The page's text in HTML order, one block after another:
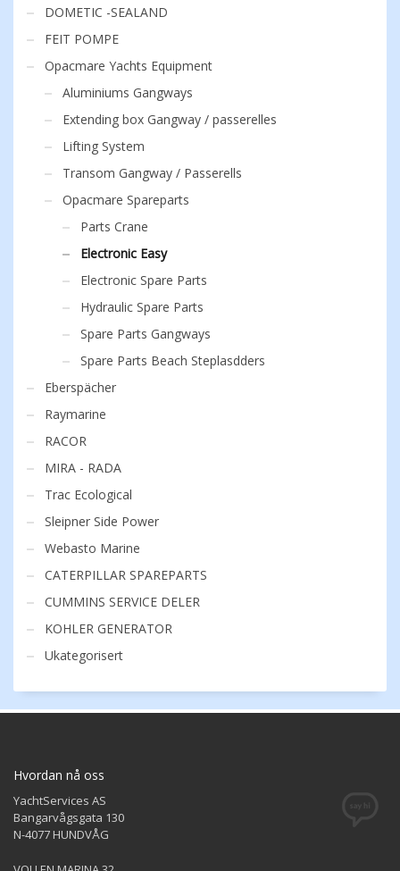
DOMETIC -SEALAND
FEIT POMPE
Opacmare Yachts Equipment
Aluminiums Gangways
Extending box Gangway / passerelles
Lifting System
Transom Gangway / Passerells
Opacmare Spareparts
Parts Crane
Electronic Easy
Electronic Spare Parts
Hydraulic Spare Parts
Spare Parts Gangways
Spare Parts Beach Steplasdders
Eberspächer
Raymarine
RACOR
MIRA - RADA
Trac Ecological
Sleipner Side Power
Webasto Marine
CATERPILLAR SPAREPARTS
CUMMINS SERVICE DELER
KOHLER GENERATOR
Ukategorisert
Hvordan nå oss
YachtServices AS
Bangarvågsgata 130
N-4077 HUNDVÅG